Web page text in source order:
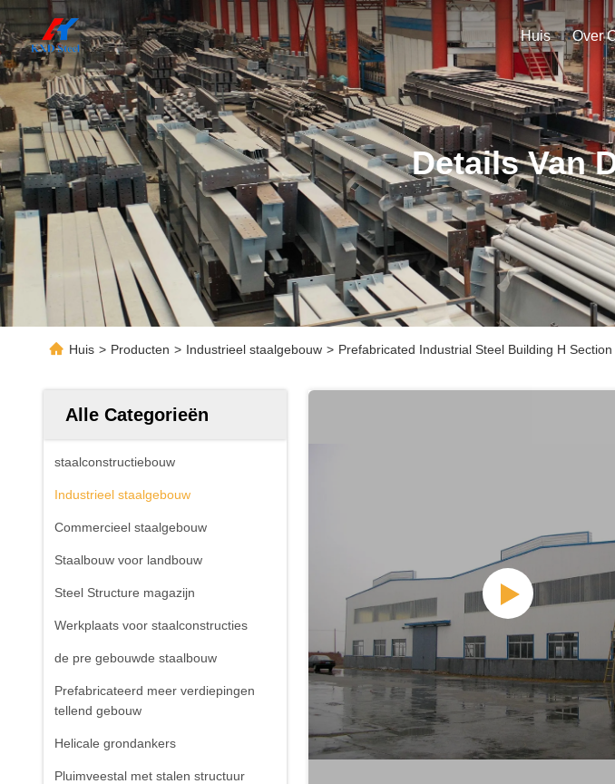
Huis Over
Details Van
Huis > Producten > Industrieel staalgebouw > Prefabricated Industrial Steel Building H
Alle Categorieën
staalconstructiebouw
Industrieel staalgebouw
Commercieel staalgebouw
Staalbouw voor landbouw
Steel Structure magazijn
Werkplaats voor staalconstructies
de pre gebouwde staalbouw
Prefabricateerd meer verdiepingen
tellend gebouw
Helicale grondankers
Pluimveestal met stalen structuur